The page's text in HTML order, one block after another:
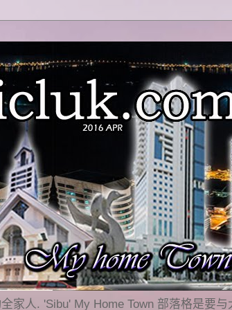
家人. 'Sibu' My Home Town 部落格是要